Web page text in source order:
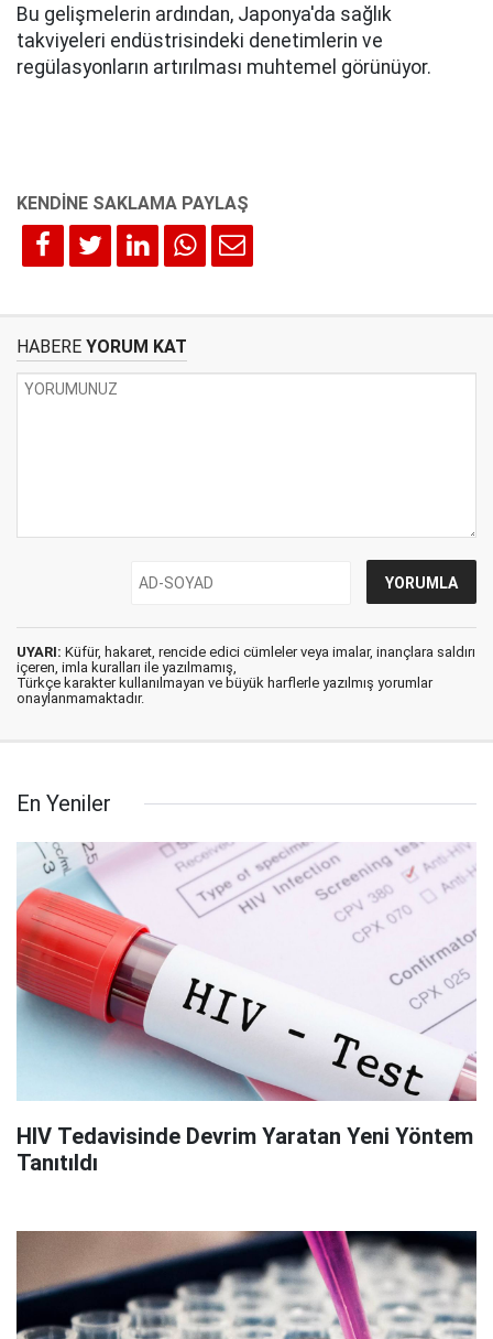
Bu gelişmelerin ardından, Japonya'da sağlık
takviyeleri endüstrisindeki denetimlerin ve
regülasyonların artırılması muhtemel görünüyor.
HABERE YORUM KAT
UYARI: Küfür, hakaret, rencide edici cümleler veya imalar, inançlara saldırı
içeren, imla kuralları ile yazılmamış,
Türkçe karakter kullanılmayan ve büyük harflerle yazılmış yorumlar
onaylanmamaktadır.
En Yeniler
HIV Tedavisinde Devrim Yaratan Yeni Yöntem
Tanıtıldı